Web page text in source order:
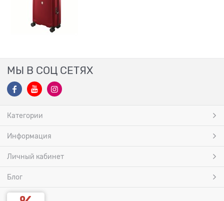
МЫ В СОЦ СЕТЯХ
Категории
Информация
Личный кабинет
Блог